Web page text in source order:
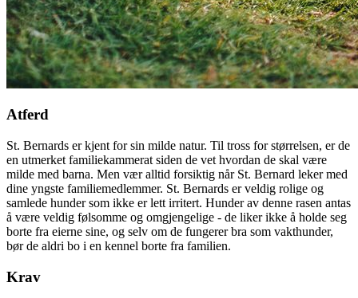
Atferd
St. Bernards er kjent for sin milde natur. Til tross for størrelsen, er de
en utmerket familiekammerat siden de vet hvordan de skal være
milde med barna. Men vær alltid forsiktig når St. Bernard leker med
dine yngste familiemedlemmer. St. Bernards er veldig rolige og
samlede hunder som ikke er lett irritert. Hunder av denne rasen antas
å være veldig følsomme og omgjengelige - de liker ikke å holde seg
borte fra eierne sine, og selv om de fungerer bra som vakthunder,
bør de aldri bo i en kennel borte fra familien.
Krav